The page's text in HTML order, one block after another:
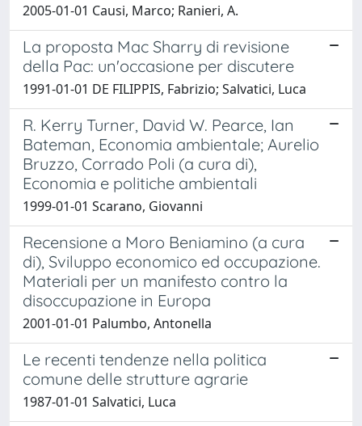
2005-01-01 Causi, Marco; Ranieri, A.
La proposta Mac Sharry di revisione
della Pac: un'occasione per discutere
1991-01-01 DE FILIPPIS, Fabrizio; Salvatici, Luca
R. Kerry Turner, David W. Pearce, Ian
Bateman, Economia ambientale; Aurelio
Bruzzo, Corrado Poli (a cura di),
Economia e politiche ambientali
1999-01-01 Scarano, Giovanni
Recensione a Moro Beniamino (a cura
di), Sviluppo economico ed occupazione.
Materiali per un manifesto contro la
disoccupazione in Europa
2001-01-01 Palumbo, Antonella
Le recenti tendenze nella politica
comune delle strutture agrarie
1987-01-01 Salvatici, Luca